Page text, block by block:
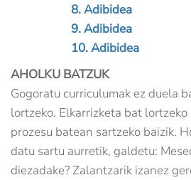
8. Adibidea
9. Adibidea
10. Adibidea
AHOLKU BATZUK
Gogoratu curriculumak ez duela
lortzeko. Elkarrizketa bat
prozesu batean sartzeko baizik.
datu sartu aurretik, galdetu:
diezadake? Zalantzarik izanez